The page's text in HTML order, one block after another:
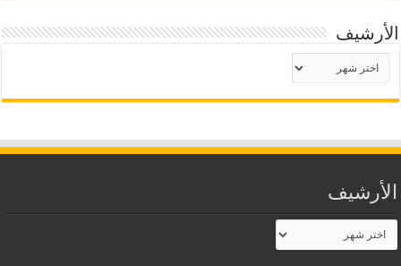
الأرشيف
الأرشيف
الأرشيف